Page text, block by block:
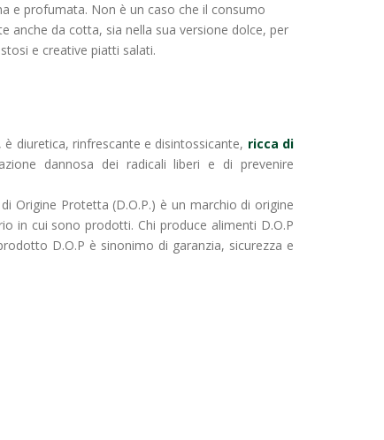
e profumata. Non è un caso che il consumo
anche da cotta, sia nella sua versione dolce, per
e creative piatti salati.
, è diuretica, rinfrescante e disintossicante, ricca di
dannosa dei radicali liberi e di prevenire
Origine Protetta (D.O.P.) è un marchio di origine
in cui sono prodotti. Chi produce alimenti D.O.P
D.O.P è sinonimo di garanzia, sicurezza e